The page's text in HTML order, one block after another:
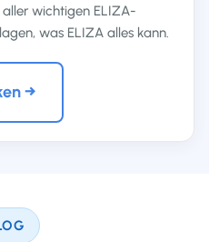
wichtigen ELIZA-
was ELIZA alles kann.
→